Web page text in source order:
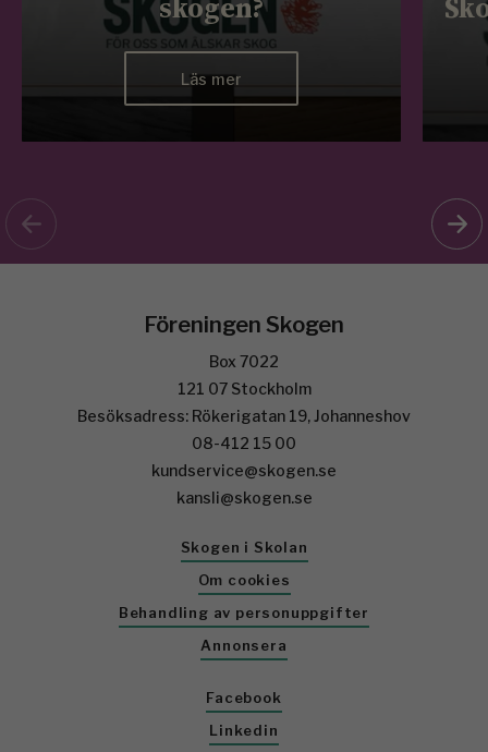
skogen?
Läs mer
Föreningen Skogen
Box 7022
121 07 Stockholm
Besöksadress: Rökerigatan 19, Johanneshov
08-412 15 00
kundservice@skogen.se
kansli@skogen.se
Skogen i Skolan
Om cookies
Behandling av personuppgifter
Annonsera
Facebook
Linkedin